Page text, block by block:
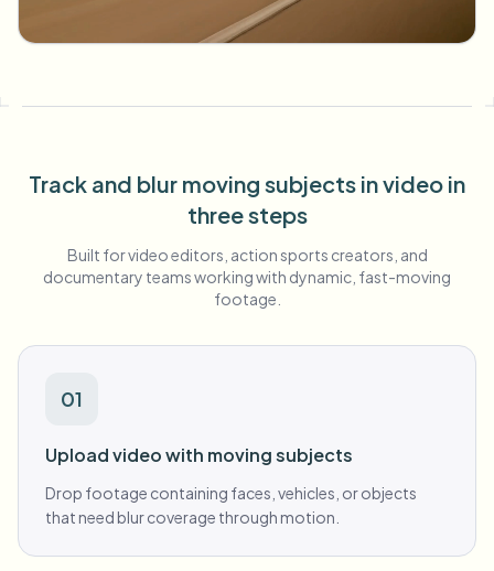
बल्क वीडियो ब्लर
हाई-थ्रूपुट पाइपलाइन
अपलोड, जॉब्स और वेबहुक ऑटोमेट करें
Track and blur moving subjects in video in
three steps
Built for video editors, action sports creators, and
documentary teams working with dynamic, fast-moving
footage.
01
Upload video with moving subjects
Drop footage containing faces, vehicles, or objects
that need blur coverage through motion.